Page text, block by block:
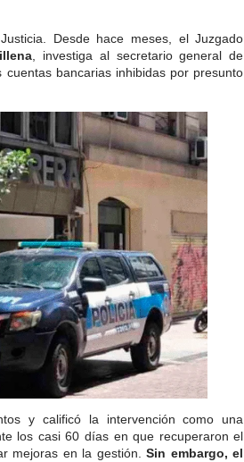
Desde hace meses, el Juzgado
, investiga al secretario general de
bancarias inhibidas por presunto
y calificó la intervención como una
los casi 60 días en que recuperaron el
mejoras en la gestión.Sin embargo, el